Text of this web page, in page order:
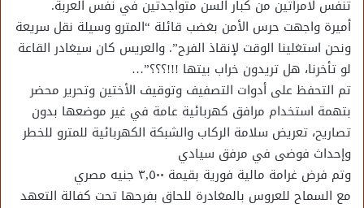
تنفس لامرأتين من كبار السن متواجدتين في نفس العربة.
أميرة واجهت حرس الأمن بغضب قائلة “المترو وسيلة نقل سريعة
ونحن استغلينا الوقت لإنقاذ الفرح”. والعريس كان سيغادر القاعة
لو تأخرنا، هل تريدون خراب بيتها !!!؟؟؟”…
تم التحفظ على أدوات التصفيف وتوقيف الأختين وتحرير محضر
بتهمة استخدام مرافق كهربائية عامة في غير موضعها بدون
تصاريح، تعريض سلامة الركاب والشبكة الكهربائية للمترو للخطر
وإحداث فوضى في مرفق سيادي
وتم فرض غرامة مالية فورية بقيمة ٣,٥٠٠ جنيه مصري
مع السماح للعروس بالمغادرة للحاق بفرحها تحت كفالة التعهد